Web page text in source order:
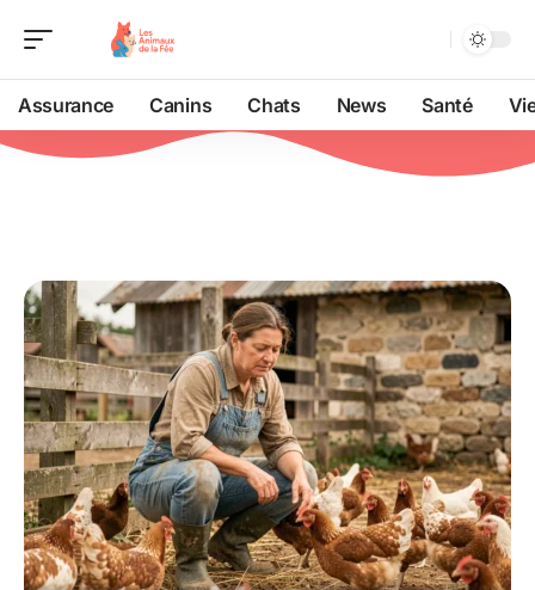
Assurance Canins Chats News Santé